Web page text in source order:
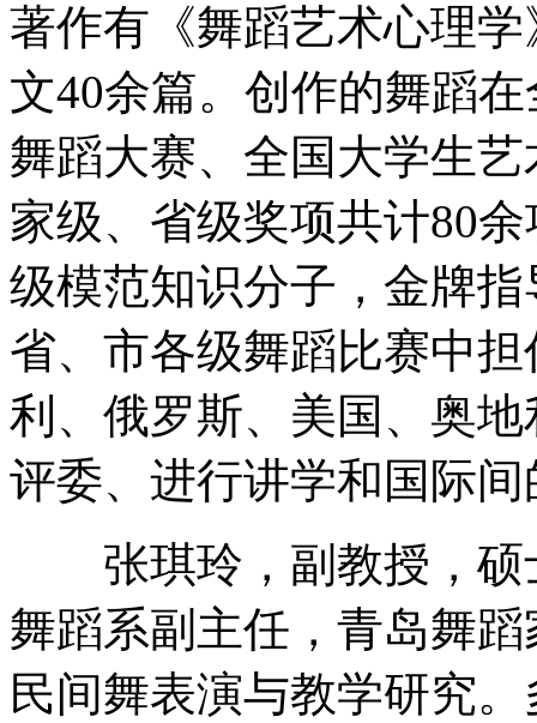
著作有《舞蹈艺术心理
文40余篇。创作的舞蹈
舞蹈大赛、全国大学生
家级、省级奖项共计80
级模范知识分子，金牌
省、市各级舞蹈比赛中
利、俄罗斯、美国、奥
评委、进行讲学和国际
张琪玲，副教授，硕
舞蹈系副主任，青岛舞
民间舞表演与教学研究